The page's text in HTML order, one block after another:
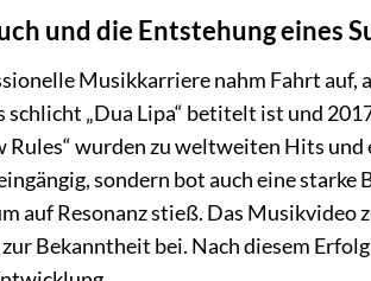
und die Entstehung eines
Musikkarriere nahm Fahrt
schlicht „Dua Lipa“ betitelt ist und
Rules“ wurden zu weltweiten Hits
sondern bot auch eine
auf Resonanz stieß. Das Musikvideo
Bekanntheit bei. Nach diesem